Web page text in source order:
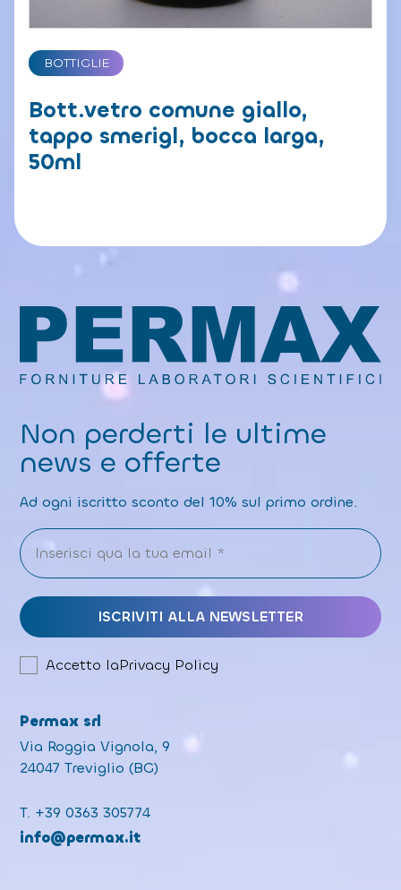
BOTTIGLIE
Bott.vetro comune giallo,
tappo smerigl, bocca larga,
50ml
Non perderti le ultime
news e offerte
Ad ogni iscritto sconto del 10% sul primo ordine.
Accetto laPrivacy Policy
Permax srl
Via Roggia Vignola, 9
24047 Treviglio (BG)
T. +39 0363 305774
info@permax.it